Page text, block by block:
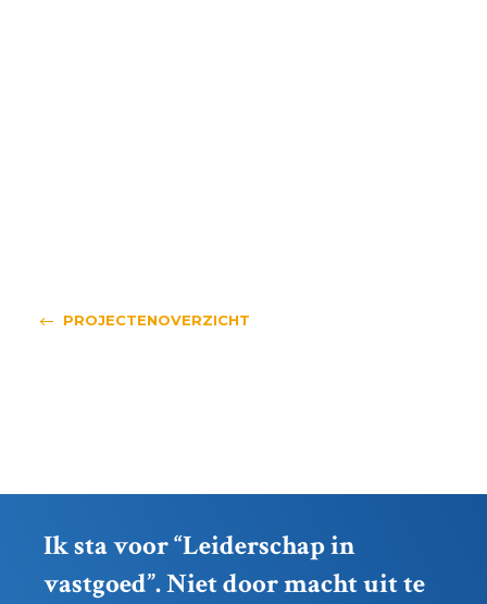
PROJECTENOVERZICHT
Ik sta voor “Leiderschap in
vastgoed”. Niet door macht uit te